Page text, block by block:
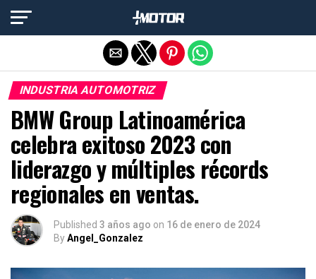
INDUSTRIA AUTOMOTRIZ
BMW Group Latinoamérica
celebra exitoso 2023 con
liderazgo y múltiples récords
regionales en ventas.
Published 3 años ago on 16 de enero de 2024
ByAngel_Gonzalez
Salir de la versión móvil